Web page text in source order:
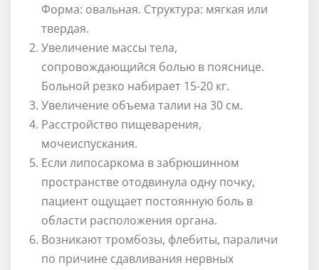
Форма: овальная. Структура: мягкая или
твердая.
Увеличение массы тела,
сопровождающийся болью в пояснице.
Больной резко набирает 15-20 кг.
Увеличение объема талии на 30 см.
Расстройство пищеварения,
мочеиспускания.
Если липосаркома в забрюшинном
пространстве отодвинула одну почку,
пациент ощущает постоянную боль в
области расположения органа.
Возникают тромбозы, флебиты, параличи
по причине сдавливания нервных